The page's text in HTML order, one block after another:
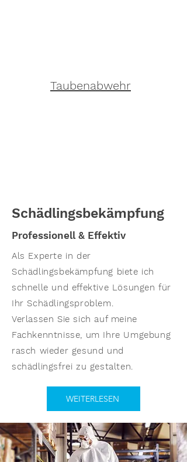
Taubenabwehr
Schädlingsbekämpfung
Professionell & Effektiv
Als Experte in der
Schädlingsbekämpfung biete ich
schnelle und effektive Lösungen für
Ihr Schädlingsproblem.
Verlassen Sie sich auf meine
Fachkenntnisse, um Ihre Umgebung
rasch wieder gesund und
schädlingsfrei zu gestalten.
WEITERLESEN